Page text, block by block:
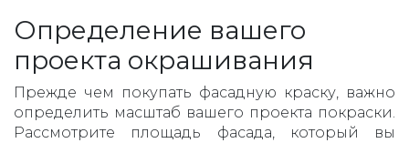
Определение вашего
проекта окрашивания
Прежде чем покупать фасадную краску, важно
определить масштаб вашего проекта покраски.
Рассмотрите площадь фасада, который вы